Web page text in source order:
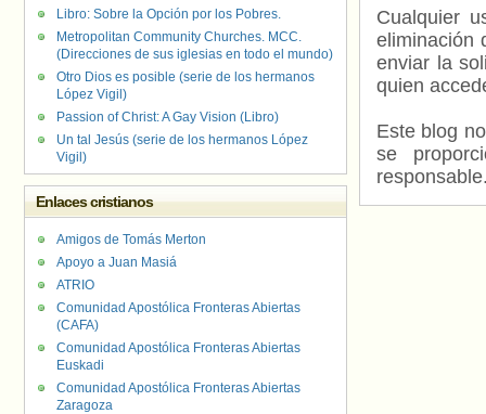
Cualquier
eliminación
enviar la
quien
Este blog
se
Libro: Sobre la Opción por los Pobres.
Metropolitan Community Churches. MCC.
(Direcciones de sus iglesias en todo el mundo)
Otro Dios es posible (serie de los hermanos
López Vigil)
Passion of Christ: A Gay Vision (Libro)
Un tal Jesús (serie de los hermanos López
Vigil)
Enlaces cristianos
Amigos de Tomás Merton
Apoyo a Juan Masiá
ATRIO
Comunidad Apostólica Fronteras Abiertas
(CAFA)
Comunidad Apostólica Fronteras Abiertas
Euskadi
Comunidad Apostólica Fronteras Abiertas
Zaragoza